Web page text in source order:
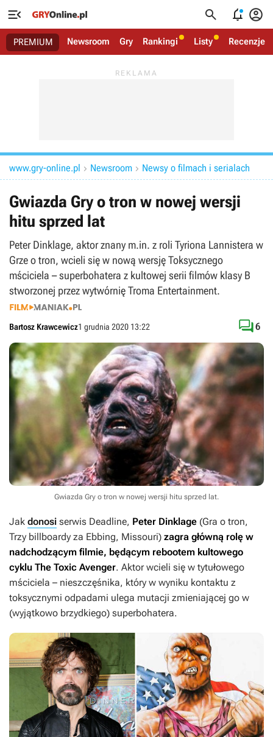
   
PREMIUM Newsroom Gry Rankingi Listy Recenzje
www.gry-online.pl  Newsroom  Newsy o filmach i serialach
Gwiazda Gry o tron w nowej wersji
hitu sprzed lat
Peter Dinklage, aktor znany m.in. z roli Tyriona Lannistera w
Grze o tron, wcieli się w nową wersję Toksycznego
mściciela – superbohatera z kultowej serii filmów klasy B
stworzonej przez wytwórnię Troma Entertainment.
Bartosz Krawcewicz1 grudnia 2020 13:22 6
Gwiazda Gry o tron w nowej wersji hitu sprzed lat.
Jak donosi serwis Deadline, Peter Dinklage (Gra o tron,
Trzy billboardy za Ebbing, Missouri) zagra główną rolę w
nadchodzącym filmie, będącym rebootem kultowego
cyklu The Toxic Avenger. Aktor wcieli się w tytułowego
mściciela – nieszczęśnika, który w wyniku kontaktu z
toksycznymi odpadami ulega mutacji zmieniającej go w
(wyjątkowo brzydkiego) superbohatera.